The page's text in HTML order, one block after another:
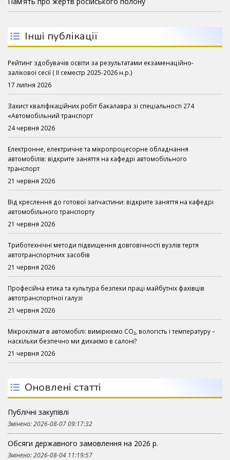
Інші публікації
Рейтинг здобувачів освіти за результатами екзаменаційно-
залікової сесії ( ІІ семестр 2025-2026 н.р.)
17 липня 2026
Захист кваліфікаційних робіт бакалавра зі спеціальності 274
«Автомобільний транспорт
24 червня 2026
Електронне, електричне та мікропроцесорне обладнання
автомобілів: відкрите заняття на кафедрі автомобільного
транспорт
21 червня 2026
Від креслення до готової запчастини: відкрите заняття на кафедрі
автомобільного транспорту
21 червня 2026
Триботехнічні методи підвищення довговічності вузлів тертя
автотранспортних засобів
21 червня 2026
Професійна етика та культура безпеки праці майбутніх фахівців
автотранспортної галузі
21 червня 2026
Мікроклімат в автомобілі: вимірюємо CO₂, вологість і температуру –
наскільки безпечно ми дихаємо в салоні?
21 червня 2026
Оновлені статті
Публічні закупівлі
Змінено: 2026-08-07 09:17:32
Обсяги державного замовлення на 2026 р.
Змінено: 2026-08-04 11:19:57